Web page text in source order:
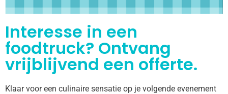
Interesse in een
foodtruck? Ontvang
vrijblijvend een offerte.
Klaar voor een culinaire sensatie op je volgende evenement